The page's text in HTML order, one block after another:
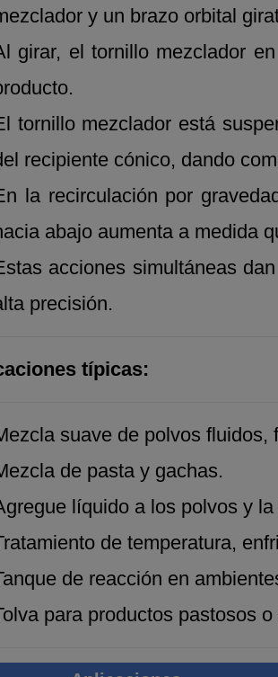
y un brazo orbital
girar, el tornillo mezclador
tornillo mezclador está
recipiente cónico, dando
la recirculación por
abajo aumenta a medida
acciones simultáneas
precisión.
típicas:
suave de polvos fluidos,
de pasta y gachas.
líquido a los polvos y la
de temperatura,
de reacción en
para productos pastosos